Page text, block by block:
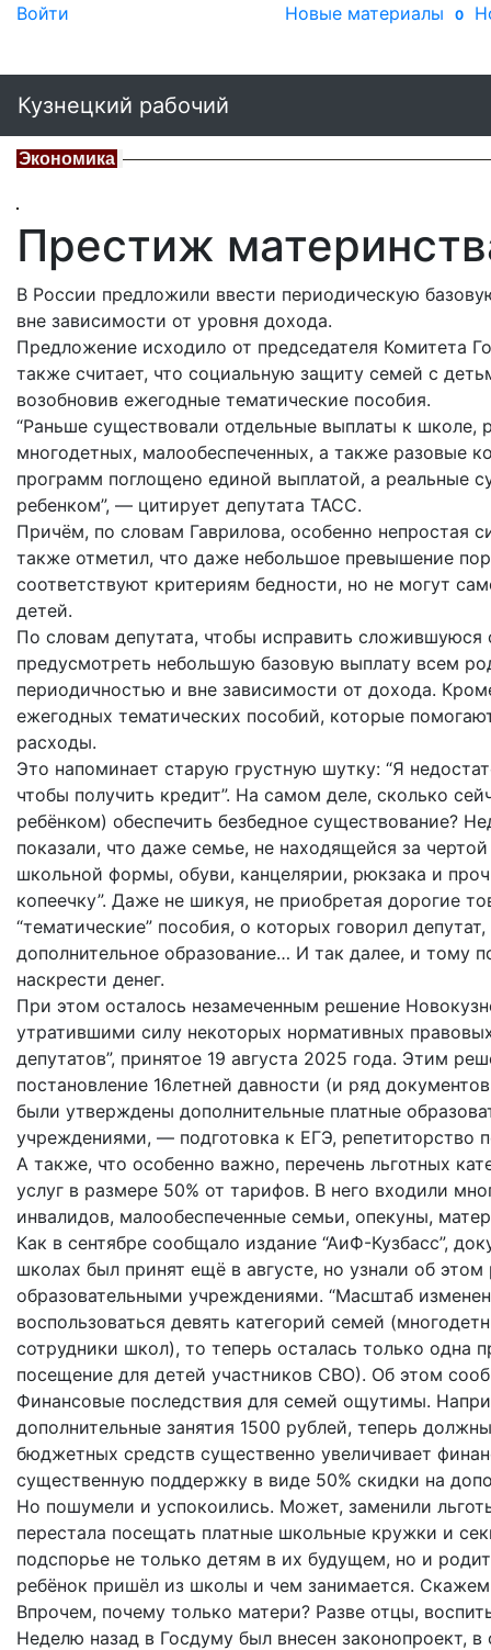
Войти Новые материалы 0
Кузнецкий рабочий
Экономика
Престиж
В России предложили ввести периодическую
вне зависимости от уровня дохода.
Предложение исходило от председателя Комитета
также считает, что социальную защиту семей с
возобновив ежегодные тематические пособия.
“Раньше существовали отдельные выплаты к
многодетных, малообеспеченных, а также разовые
программ поглощено единой выплатой, а реальные
ребенком”, — цитирует депутата ТАСС.
Причём, по словам Гаврилова, особенно непростая
также отметил, что даже небольшое превышение
соответствуют критериям бедности, но не могут
детей.
По словам депутата, чтобы исправить
предусмотреть небольшую базовую выплату всем
периодичностью и вне зависимости от дохода.
ежегодных тематических пособий, которые
расходы.
Это напоминает старую грустную шутку: “Я
чтобы получить кредит”. На самом деле, сколько
ребёнком) обеспечить безбедное существование?
показали, что даже семье, не находящейся за
школьной формы, обуви, канцелярии, рюкзака и
копеечку”. Даже не шикуя, не приобретая дорогие
“тематические” пособия, о которых говорил
дополнительное образование… И так далее, и тому
наскрести денег.
При этом осталось незамеченным решение
утратившими силу некоторых нормативных
депутатов”, принятое 19 августа 2025 года. Этим
постановление 16летней давности (и ряд
были утверждены дополнительные платные
учреждениями, — подготовка к ЕГЭ, репетиторство
А также, что особенно важно, перечень льготных
услуг в размере 50% от тарифов. В него входили
инвалидов, малообеспеченные семьи, опекуны,
Как в сентябре сообщало издание “АиФ-Кузбасс”,
школах был принят ещё в августе, но узнали об
образовательными учреждениями. “Масштаб
воспользоваться девять категорий семей
сотрудники школ), то теперь осталась только одна
посещение для детей участников СВО). Об этом
Финансовые последствия для семей ощутимы.
дополнительные занятия 1500 рублей, теперь
бюджетных средств существенно увеличивает
существенную поддержку в виде 50% скидки на
Но пошумели и успокоились. Может, заменили
перестала посещать платные школьные кружки и
подспорье не только детям в их будущем, но и
ребёнок пришёл из школы и чем занимается.
Впрочем, почему только матери? Разве отцы,
Неделю назад в Госдуму был внесен законопроект,